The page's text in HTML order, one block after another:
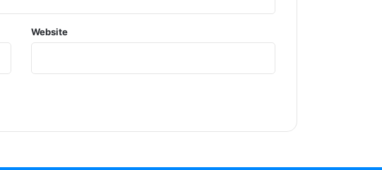
Website